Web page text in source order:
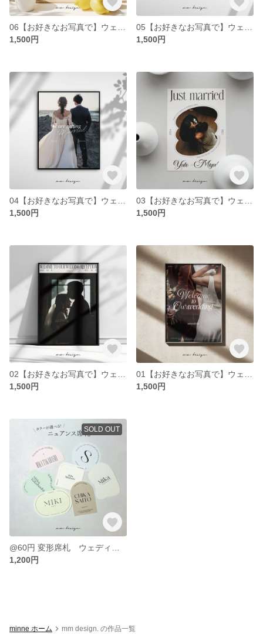
1,500円
1,500円
1,500円
1,500円
1,500円
1,500円
SOLD OUT
1,200円
minne ホーム mm design. の作品一覧